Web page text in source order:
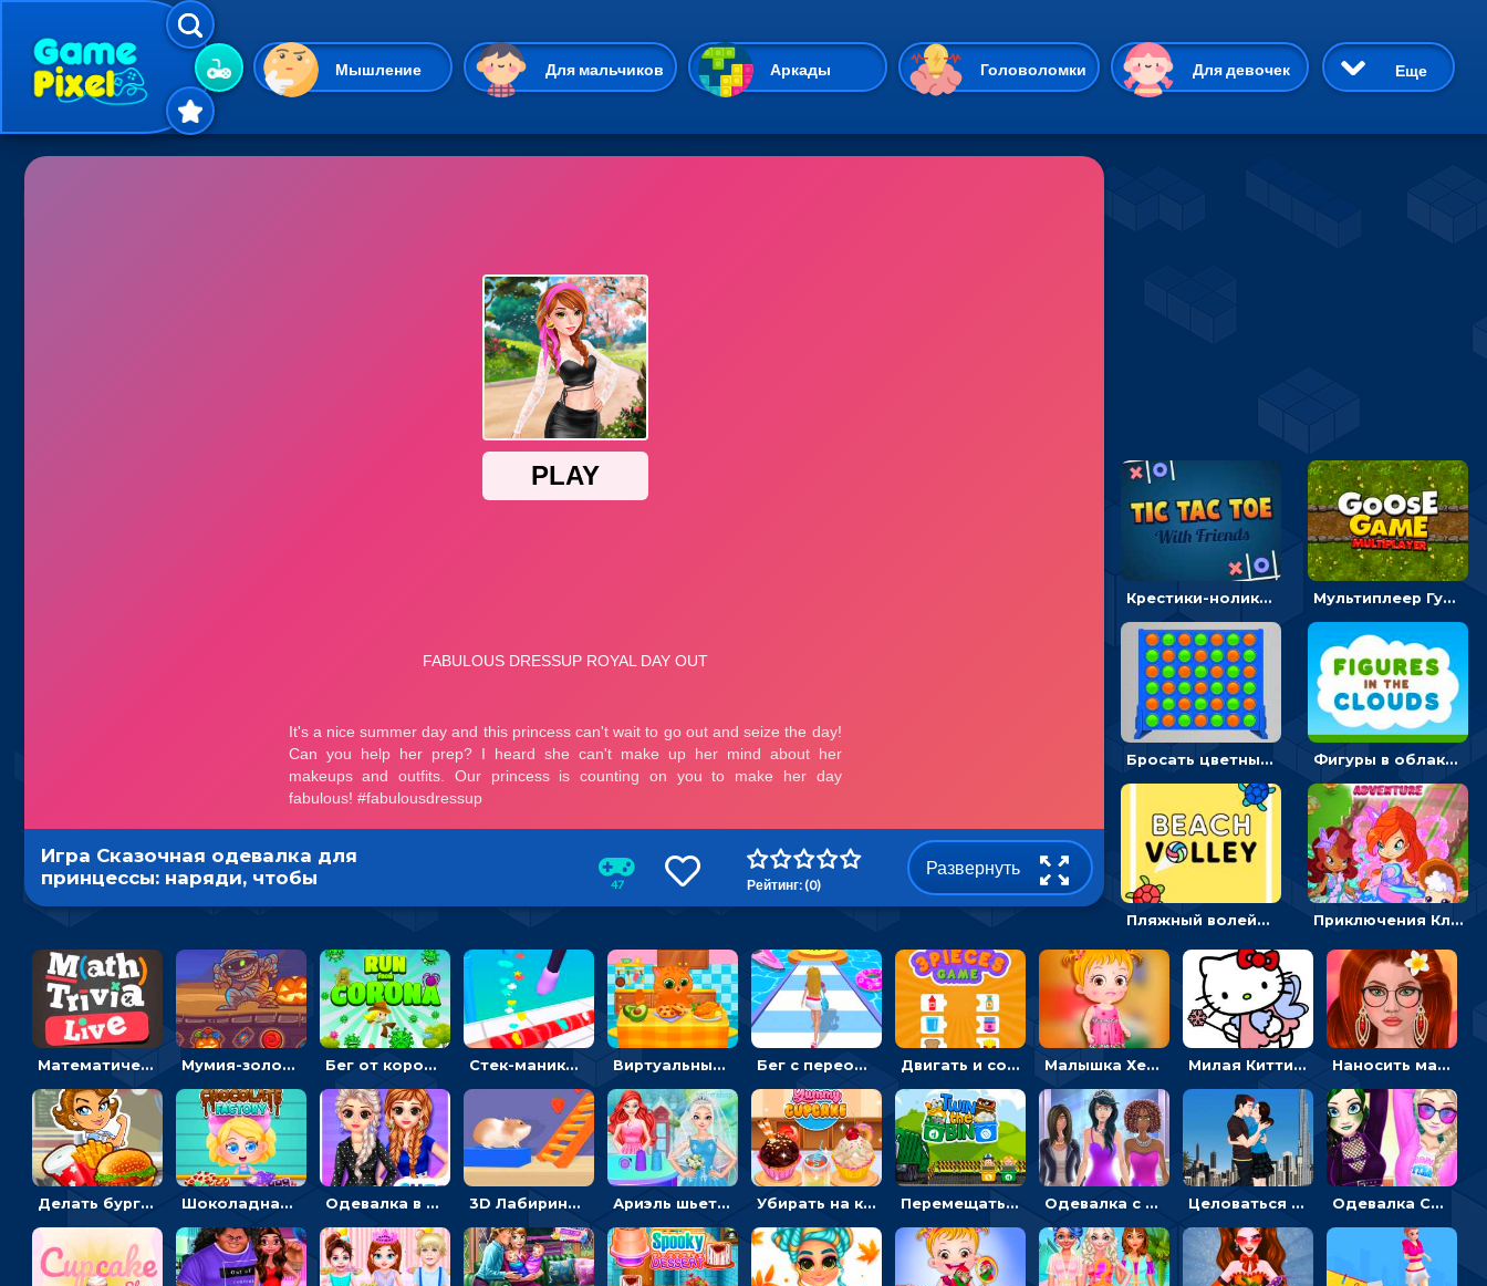
Мышление Для мальчиков Аркады Головоломки Для девочек
Гиперказуальные Казуальные Веселые 3D Приключения
Симуляторы
Пасьянс
Еще
Крестики-нолики мультиплеер: найди соперника и сразись Мультиплеер Гусь: кидай кости и шагай к финишу
Бросать цветные диски и складывать линии - головоломка Фигуры в облаках: подбери предмет по очертанию – головоломка
Пляжный волейбол с черепахами: лови мяч и пасуй сопернику Приключения Клуба Винкс: менять дорожки, чтобы собирать кристаллы
Игра Сказочная одевалка для
принцессы: наряди, чтобы
выложить в сеть
47 Рейтинг: (0)
Развернуть
Математическая викторина мультиплеер: решать примеры на время Мумия-золотоискатель: закидывать бинты, чтобы доставать сокровища Бег от коронавируса: держать дистанцию, чтобы не заразиться Стек-маникюр для девочек: красить ногти и избегать пил Виртуальный питомец: ухаживать, кормить, купать рыжего кота Бег с переодеванием: ловить одежду и повторять модные образы - для девочек Двигать и соединять пазлы по смыслу - головоломка для детей Малышка Хейзел заболела ветрянкой: вызывать доктора и лечить Милая Китти для девочек: поиск отличий на картинках Наносить макияж и делать прическу для корейской принцессы
Делать бургеры, чтобы открывать новые ингредиенты - для девочек Шоколадная фабрика для девочек: лущить бобы, готовить и украшать сладости Одевалка в точку и полоску: создавать образы для принцесс и фотографировать 3D Лабиринт хомяка: проходить полосу препятствий, чтобы получать вкусняшки Ариэль шьет свадебные платья для принцесс в салоне - одевалка Убирать на кухне, готовить и печь кексы - для девочек Перемещать героя с корзиной или собирать мусор - гиперказуальная Одевалка с разными стилями: переодевать, красить и выигрывать конкурс красоты Целоваться или отвлекать прохожих от пары - гиперказуальные Одевалка Сражение для девочек-принцесс: софт против гранжа